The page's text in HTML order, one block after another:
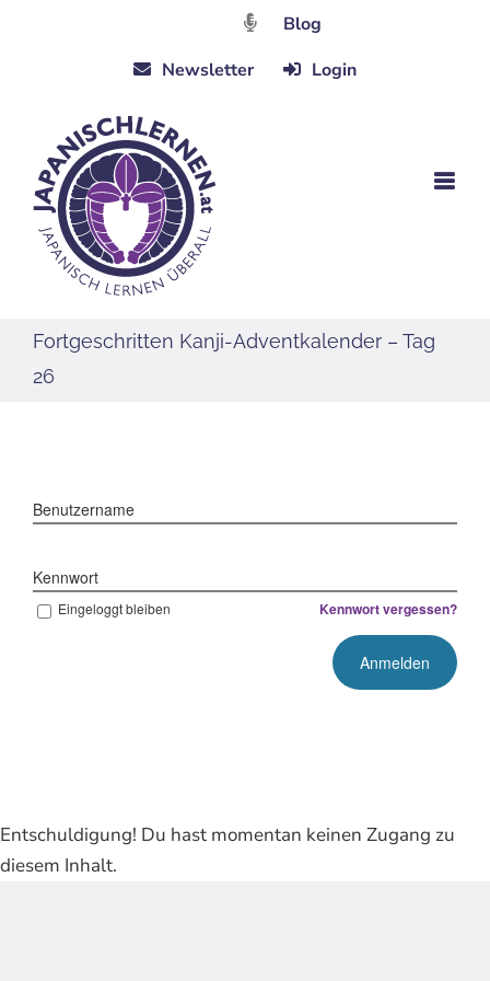
Blog
Newsletter
Login
Fortgeschritten Kanji-Adventkalender – Tag
26
Benutzername
Kennwort
Eingeloggt bleiben Kennwort vergessen?
Entschuldigung! Du hast momentan keinen Zugang zu
diesem Inhalt.